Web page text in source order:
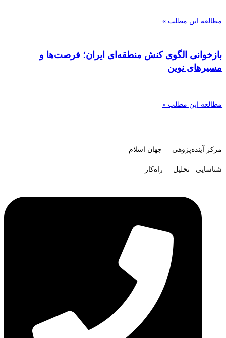
مطالعه این مطلب »
بازخوانی الگوی کنش منطقه‌ای ایران؛ فرصت‌ها و
مسیرهای نوین
مطالعه این مطلب »
مرکز آینده‌پژوهی جهان اسلام
شناسایی تحلیل راه‌کار